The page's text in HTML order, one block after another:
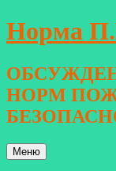
Перейти
к
Норма
НОРМ
Меню